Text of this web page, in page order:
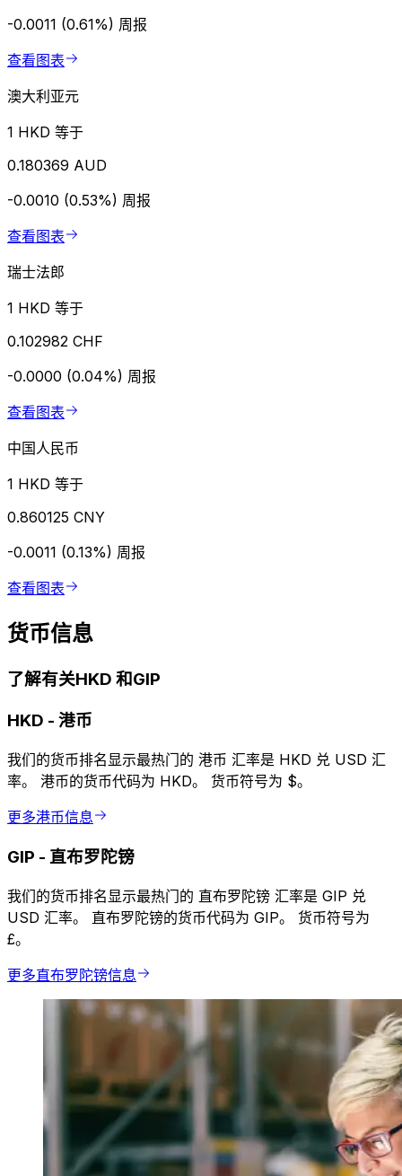
-0.0011 (0.61%) 周报
查看图表
澳大利亚元
1 HKD 等于
0.180369 AUD
-0.0010 (0.53%) 周报
查看图表
瑞士法郎
1 HKD 等于
0.102982 CHF
-0.0000 (0.04%) 周报
查看图表
中国人民币
1 HKD 等于
0.860125 CNY
-0.0011 (0.13%) 周报
查看图表
货币信息
了解有关HKD 和GIP
HKD - 港币
我们的货币排名显示最热门的 港币 汇率是 HKD 兑 USD 汇
率。 港币的货币代码为 HKD。 货币符号为 $。
更多港币信息
GIP - 直布罗陀镑
我们的货币排名显示最热门的 直布罗陀镑 汇率是 GIP 兑
USD 汇率。 直布罗陀镑的货币代码为 GIP。 货币符号为
£。
更多直布罗陀镑信息